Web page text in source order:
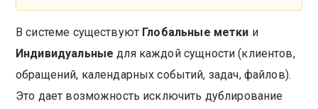
В системе существуют Глобальные метки и
Индивидуальные для каждой сущности (клиентов,
обращений, календарных событий, задач, файлов).
Это дает возможность исключить дублирование